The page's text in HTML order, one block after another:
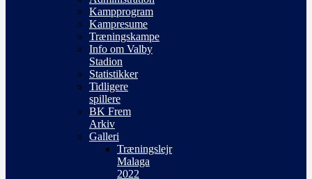
Kampprogram
Kampresume
Træningskampe
Info om Valby
Stadion
Statistikker
Tidligere
spillere
BK Frem
Arkiv
Galleri
Træningslejr
Malaga
2022